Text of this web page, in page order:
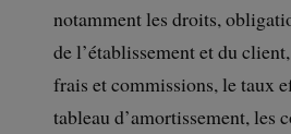
notamment les droits,
de l’établissement et du
frais et commissions, le taux
tableau d’amortissement, les